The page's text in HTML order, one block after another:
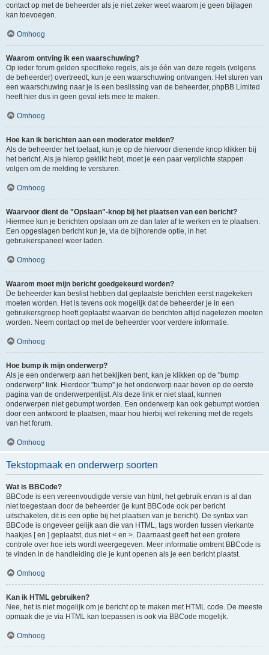
contact op met de beheerder als je niet zeker weet waarom je geen bijlagen
kan toevoegen.
Omhoog
Waarom ontving ik een waarschuwing?
Op ieder forum gelden specifieke regels, als je één van deze regels (volgens
de beheerder) overtreedt, kun je een waarschuwing ontvangen. Het sturen van
een waarschuwing naar je is een beslissing van de beheerder, phpBB Limited
heeft hier dus in geen geval iets mee te maken.
Omhoog
Hoe kan ik berichten aan een moderator melden?
Als de beheerder het toelaat, kun je op de hiervoor dienende knop klikken bij
het bericht. Als je hierop geklikt hebt, moet je een paar verplichte stappen
volgen om de melding te versturen.
Omhoog
Waarvoor dient de "Opslaan"-knop bij het plaatsen van een bericht?
Hiermee kun je berichten opslaan om ze dan later af te werken en te plaatsen.
Een opgeslagen bericht kun je, via de bijhorende optie, in het
gebruikerspaneel weer laden.
Omhoog
Waarom moet mijn bericht goedgekeurd worden?
De beheerder kan beslist hebben dat geplaatste berichten eerst nagekeken
moeten worden. Het is tevens ook mogelijk dat de beheerder je in een
gebruikersgroep heeft geplaatst waarvan de berichten altijd nagelezen moeten
worden. Neem contact op met de beheerder voor verdere informatie.
Omhoog
Hoe bump ik mijn onderwerp?
Als je een onderwerp aan het bekijken bent, kan je klikken op de "bump
onderwerp" link. Hierdoor "bump" je het onderwerp naar boven op de eerste
pagina van de onderwerpenlijst. Als deze link er niet staat, kunnen
onderwerpen niet gebumpt worden. Een onderwerp kan ook gebumpt worden
door een antwoord te plaatsen, maar hou hierbij wel rekening met de regels
van het forum.
Omhoog
Tekstopmaak en onderwerp soorten
Wat is BBCode?
BBCode is een vereenvoudigde versie van html, het gebruik ervan is al dan
niet toegestaan door de beheerder (je kunt BBCode ook per bericht
uitschakelen, dit is een optie bij het plaatsen van je bericht). De syntax van
BBCode is ongeveer gelijk aan die van HTML, tags worden tussen vierkante
haakjes [ en ] geplaatst, dus niet < en >. Daarnaast geeft het een grotere
controle over hoe iets wordt weergegeven. Meer informatie omtrent BBCode is
te vinden in de handleiding die je kunt openen als je een bericht plaatst.
Omhoog
Kan ik HTML gebruiken?
Nee, het is niet mogelijk om je bericht op te maken met HTML code. De meeste
opmaak die je via HTML kan toepassen is ook via BBCode mogelijk.
Omhoog